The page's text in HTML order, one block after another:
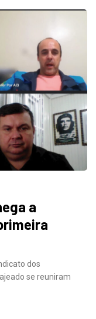
a
dos
se reuniram